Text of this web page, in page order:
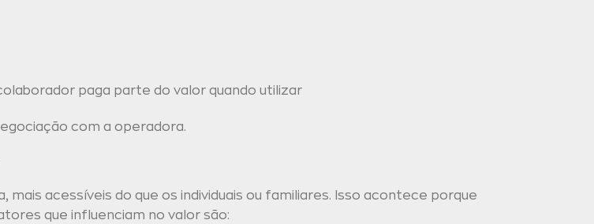
paga parte do valor quando utilizar
com a operadora.
mais acessíveis do que os individuais ou familiares. Isso acontece porque
que influenciam no valor são: